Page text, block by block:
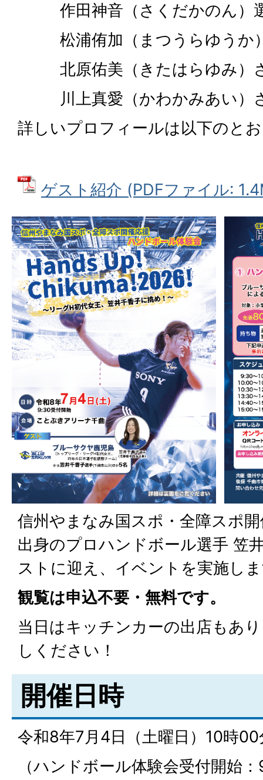
作田神音（さくだかのん）
松浦侑加（まつうらゆうか
北原佑美（きたはらゆみ）
川上真愛（かわかみあい）
詳しいプロフィールは以下のと
ゲスト紹介 (PDFファイル:
信州やまなみ国スポ・全障スポ
出身のプロハンドボール選手 笠
ストに迎え、イベントを実施し
観覧は申込不要・無料です。
当日はキッチンカーの出店もあ
しください！
開催日時
令和8年7月4日（土曜日）10時
（ハンドボール体験会受付開始